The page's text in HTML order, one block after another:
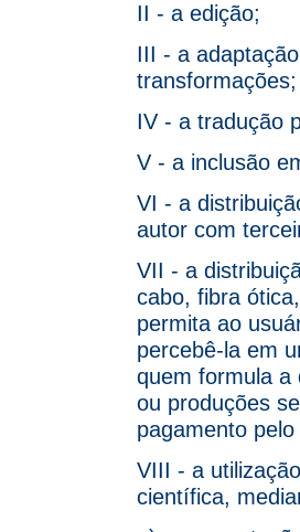
II - a edição;
III - a
transformações;
IV - a tradução
V - a inclusão
VI - a
autor com
VII - a
cabo, fibra
permita ao
percebê-la em
quem formula a
ou produções
pagamento
VIII - a
científica,